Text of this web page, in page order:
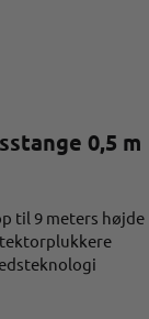
0,5 m
til 9 meters højde